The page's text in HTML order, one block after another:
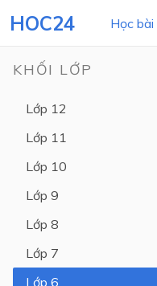
HOC24 Học bài
Lớp 8
KHỐI LỚP
Lớp 12
Lớp 11
Lớp 10
Lớp 9
Lớp 8
Lớp 7
Lớp 6